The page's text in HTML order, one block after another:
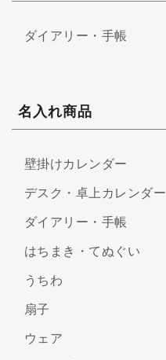
ダイアリー・手帳
名入れ商品
壁掛けカレンダー
デスク・卓上カレンダー
ダイアリー・手帳
はちまき・てぬぐい
うちわ
扇子
ウェア